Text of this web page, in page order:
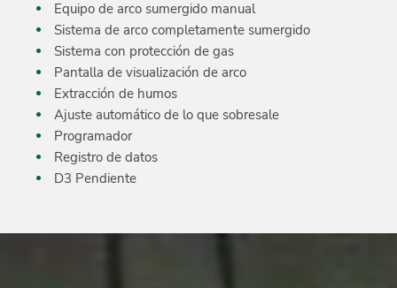
Equipo de arco sumergido manual
Sistema de arco completamente sumergido
Sistema con protección de gas
Pantalla de visualización de arco
Extracción de humos
Ajuste automático de lo que sobresale
Programador
Registro de datos
D3 Pendiente